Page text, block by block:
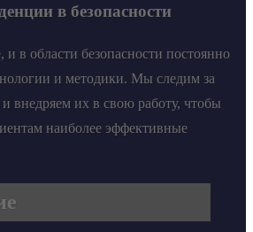
в безопасности
в области безопасности постоянно
и методики. Мы следим за
внедряем их в свою работу, чтобы
наиболее эффективные